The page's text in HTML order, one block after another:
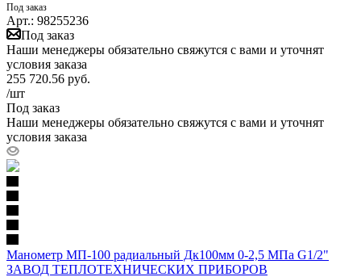
Под заказ
Арт.: 98255236
Под заказ
Наши менеджеры обязательно свяжутся с вами и уточнят
условия заказа
255 720.56 руб.
/шт
Под заказ
Наши менеджеры обязательно свяжутся с вами и уточнят
условия заказа
Манометр МП-100 радиальный Дк100мм 0-2,5 МПа G1/2"
ЗАВОД ТЕПЛОТЕХНИЧЕСКИХ ПРИБОРОВ